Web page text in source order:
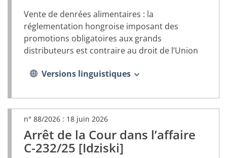
un
nouvel
onglet)
Vente de denrées alimentaires : la
réglementation hongroise imposant des
promotions obligatoires aux grands
distributeurs est contraire au droit de l’Union
Versions linguistiques
n° 88/2026 : 18 juin 2026
Arrêt de la Cour dans l’affaire
C-232/25 [Idziski]
(document
PDF,
s’ouvrira